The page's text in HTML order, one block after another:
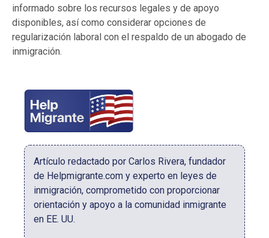
informado sobre los recursos legales y de apoyo
disponibles, así como considerar opciones de
regularización laboral con el respaldo de un abogado de
inmigración.
Artículo redactado por Carlos Rivera, fundador
de Helpmigrante.com y experto en leyes de
inmigración, comprometido con proporcionar
orientación y apoyo a la comunidad inmigrante
en EE. UU.